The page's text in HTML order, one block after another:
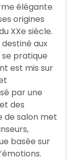
élégante
origines
XXe siècle.
aux
pratique
est mis sur
par une
des
de salon met
basée sur